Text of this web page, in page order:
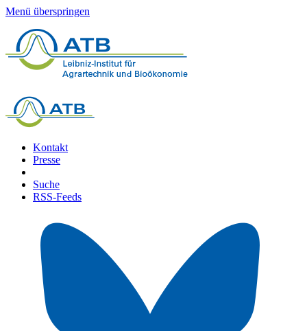
Menü überspringen
Kontakt
Presse
Suche
RSS-Feeds